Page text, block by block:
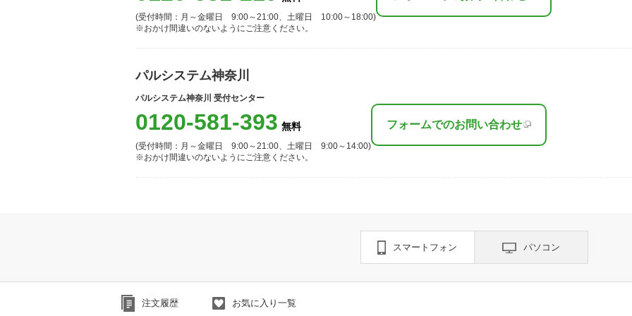
(受付時間：月～金曜日 9:00～21:00、土曜日 10:00～18:00)
※おかけ間違いのないようにご注意ください。
パルシステム神奈川
パルシステム神奈川 受付センター
0120-581-393
(受付時間：月～金曜日 9:00～21:00、土曜日 9:00～14:00)
※おかけ間違いのないようにご注意ください。
フォームでのお問い合わせ
スマートフォン パソコン
注文履歴 お気に入り一覧